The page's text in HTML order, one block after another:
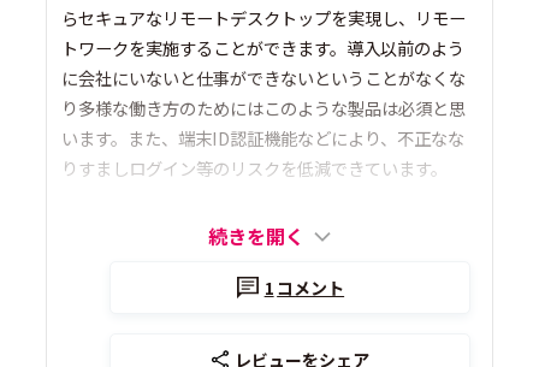
らセキュアなリモートデスクトップを実現し、リモー
トワークを実施することができます。導入以前のよう
に会社にいないと仕事ができないということがなくな
り多様な働き方のためにはこのような製品は必須と思
います。また、端末ID認証機能などにより、不正なな
りすましログイン等のリスクを低減できています。
続きを開く
1 コメント
レビューをシェア